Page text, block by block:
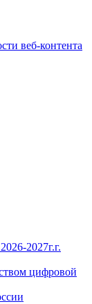
веб-контента
2027г.г.
цифровой